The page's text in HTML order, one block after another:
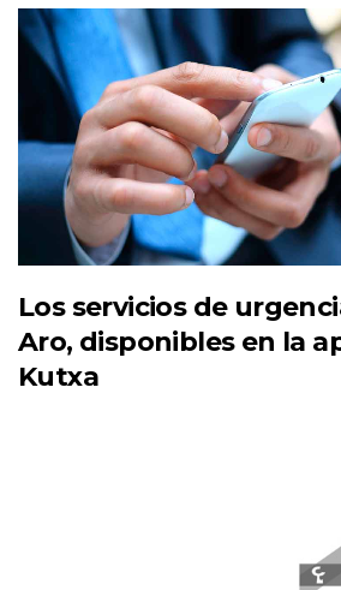
Los servicios de
Aro, disponibles en la
Kutxa